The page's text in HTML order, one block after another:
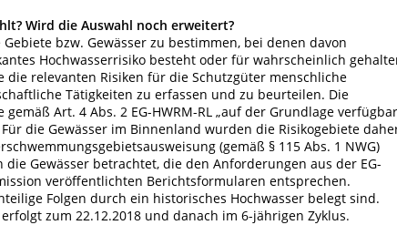
Wird die Auswahl noch erweitert?
bzw. Gewässer zu bestimmen, bei denen davon
Hochwasserrisiko besteht oder für wahrscheinlich
relevanten Risiken für die Schutzgüter menschliche
Tätigkeiten zu erfassen und zu beurteilen. Die
Art. 4 Abs. 2 EG-HWRM-RL „auf der Grundlage
die Gewässer im Binnenland wurden die Risikogebiete
(gemäß § 115 Abs. 1 NWG)
Gewässer betrachtet, die den Anforderungen aus der EG-
veröffentlichten Berichtsformularen entsprechen.
Folgen durch ein historisches Hochwasser belegt sind.
zum 22.12.2018 und danach im 6-jährigen Zyklus.